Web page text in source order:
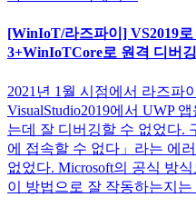
[WinIoT/라즈파이] VS2019
3+WinIoTCore로 원격 디버
2021년 1월 시점에서 라즈파
VisualStudio2019에서 UWP
는데 잘 디버깅할 수 없었다.
에 접속할 수 없다」라는 에
없었다. Microsoft의 공식 방
이 방법으로 잘 작동하는지